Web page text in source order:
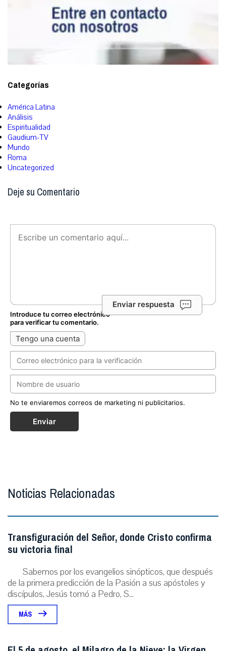
Categorías
América Latina
Análisis
Espiritualidad
Gaudium-TV
Mundo
Roma
Uncategorized
Deje su Comentario
Enviar respuesta
Introduce tu correo electrónico
para verificar tu comentario.
Tengo una cuenta
No te enviaremos correos de marketing ni publicitarios.
Enviar
Noticias Relacionadas
Transfiguración del Señor, donde Cristo confirma
su victoria final
Sabemos por los evangelios sinópticos, que después
de la primera predicción de la Pasión a sus apóstoles y
discípulos, Jesús tomó a Pedro, S...
MÁS